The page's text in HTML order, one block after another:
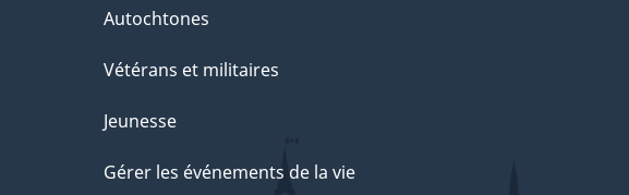
Autochtones
Vétérans et militaires
Jeunesse
Gérer les événements de la vie